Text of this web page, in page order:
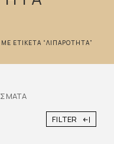
ΜΕ ΕΤΙΚΈΤΑ “ΛΙΠΑΡΟΤΗΤΑ”
FILTER